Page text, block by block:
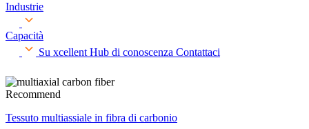
Industrie
Capacità
Su xcellent Hub di conoscenza Contattaci
Recommend
Tessuto multiassiale in fibra di carbonio